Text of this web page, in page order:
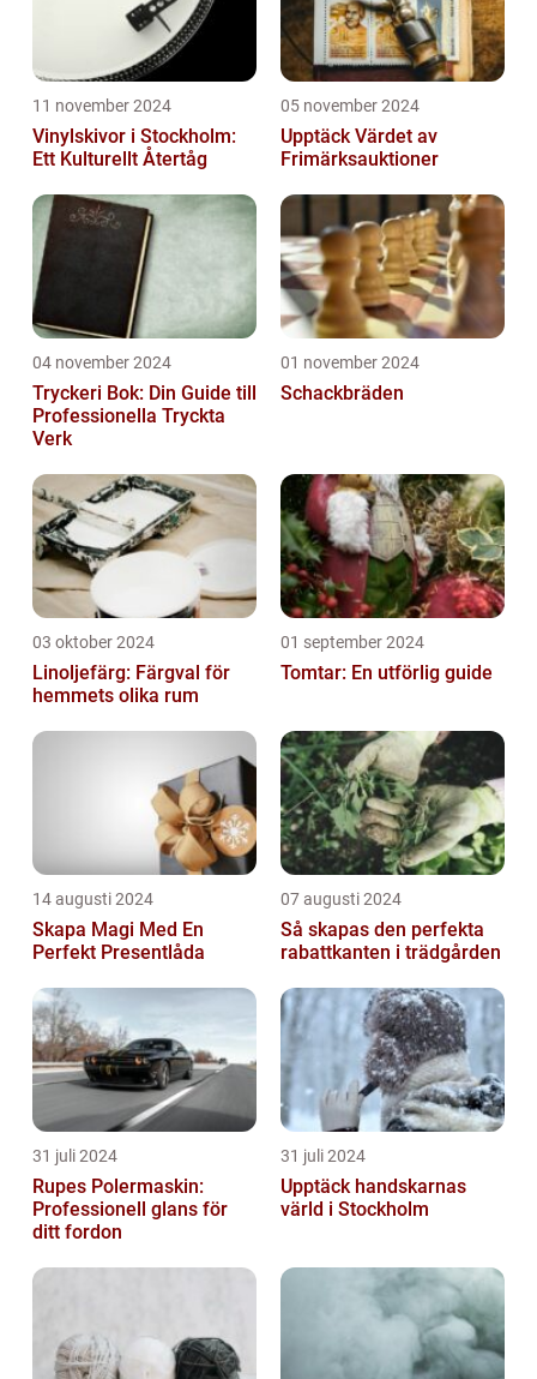
11 november 2024
Vinylskivor i Stockholm:
Ett Kulturellt Återtåg
05 november 2024
Upptäck Värdet av
Frimärksauktioner
04 november 2024
Tryckeri Bok: Din Guide till
Professionella Tryckta
Verk
01 november 2024
Schackbräden
03 oktober 2024
Linoljefärg: Färgval för
hemmets olika rum
01 september 2024
Tomtar: En utförlig guide
14 augusti 2024
Skapa Magi Med En
Perfekt Presentlåda
07 augusti 2024
Så skapas den perfekta
rabattkanten i trädgården
31 juli 2024
Rupes Polermaskin:
Professionell glans för
ditt fordon
31 juli 2024
Upptäck handskarnas
värld i Stockholm